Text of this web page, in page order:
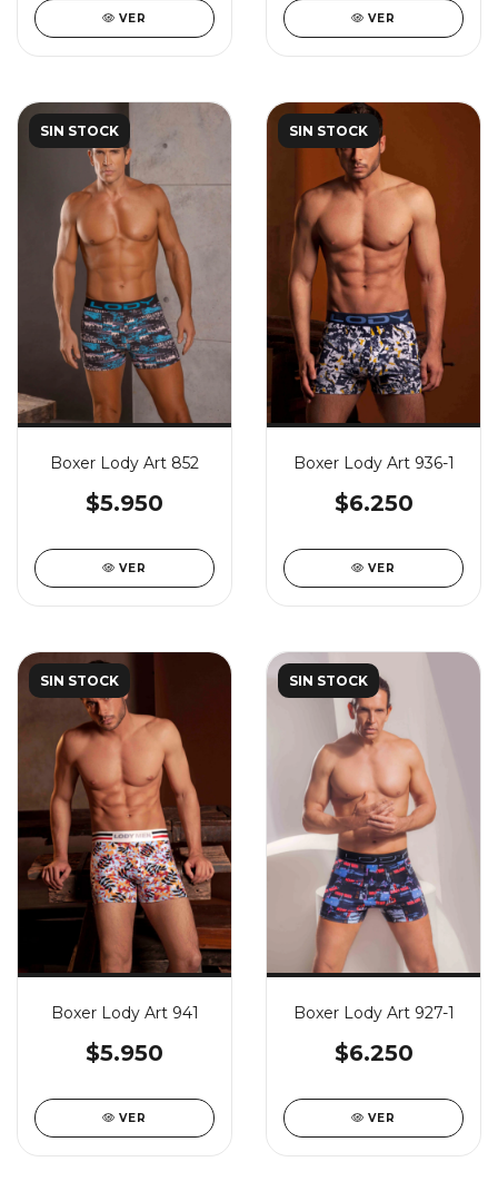
VER VER
SIN STOCK
Boxer Lody Art 852
$5.950
VER
SIN STOCK
Boxer Lody Art 936-1
$6.250
VER
SIN STOCK
Boxer Lody Art 941
$5.950
VER
SIN STOCK
Boxer Lody Art 927-1
$6.250
VER